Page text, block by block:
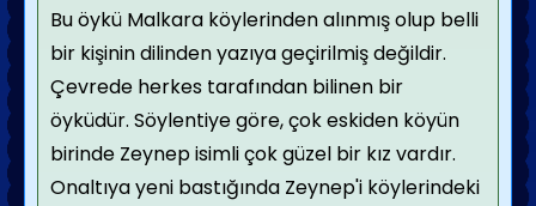
Bu öykü Malkara köylerinden alınmış olup belli
bir kişinin dilinden yazıya geçirilmiş değildir.
Çevrede herkes tarafından bilinen bir
öyküdür. Söylentiye göre, çok eskiden köyün
birinde Zeynep isimli çok güzel bir kız vardır.
Onaltıya yeni bastığında Zeynep'i köylerindeki